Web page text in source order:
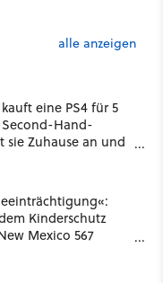
alle anzeigen
eine PS4 für 5
Hand-
sie Zuhause an und
PlayStation [Best of
Kinderschutz
Mexico 567